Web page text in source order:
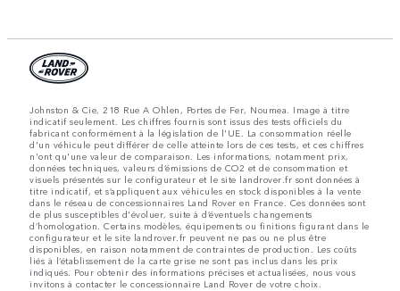
Johnston & Cie, 218 Rue A Ohlen, Portes de Fer, Noumea. Image à titre
indicatif seulement. Les chiffres fournis sont issus des tests officiels du
fabricant conformément à la législation de l'UE. La consommation réelle
d'un véhicule peut différer de celle atteinte lors de ces tests, et ces chiffres
n'ont qu'une valeur de comparaison. Les informations, notamment prix,
données techniques, valeurs d’émissions de CO2 et de consommation et
visuels présentés sur le configurateur et le site landrover.fr sont données à
titre indicatif, et s’appliquent aux véhicules en stock disponibles à la vente
dans le réseau de concessionnaires Land Rover en France. Ces données sont
de plus susceptibles d'évoluer, suite à d’éventuels changements
d’homologation. Certains modèles, équipements ou finitions figurant dans le
configurateur et le site landrover.fr peuvent ne pas ou ne plus être
disponibles, en raison notamment de contraintes de production. Les coûts
liés à l’établissement de la carte grise ne sont pas inclus dans les prix
indiqués. Pour obtenir des informations précises et actualisées, nous vous
invitons à contacter le concessionnaire Land Rover de votre choix.